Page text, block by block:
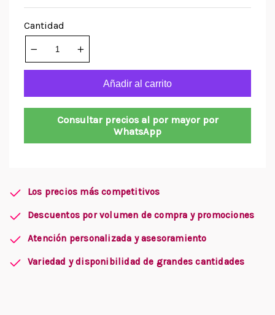
Cantidad
Añadir al carrito
Consultar precios al por mayor por
WhatsApp
Los precios más competitivos
Descuentos por volumen de compra y promociones
Atención personalizada y asesoramiento
Variedad y disponibilidad de grandes cantidades